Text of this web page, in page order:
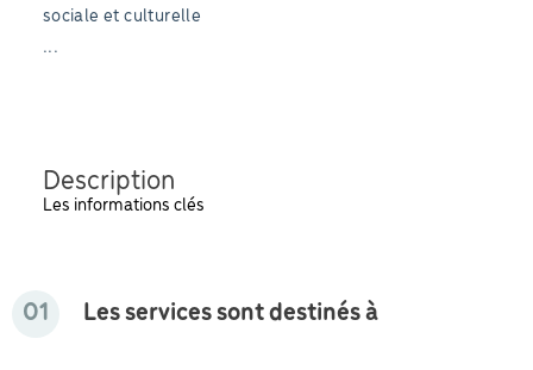
sociale et culturelle
...
Description
Les informations clés
01 Les services sont destinés à